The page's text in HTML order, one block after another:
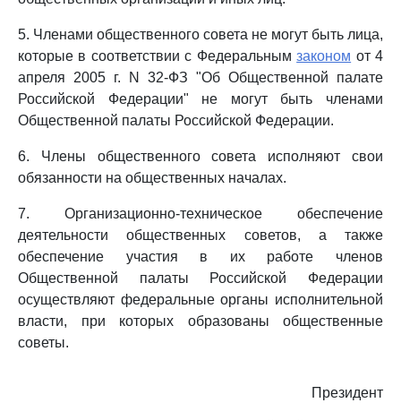
5. Членами общественного совета не могут быть лица,
которые в соответствии с Федеральнымзаконом от 4
апреля 2005 г. N 32-ФЗ "Об Общественной палате
Российской Федерации" не могут быть членами
Общественной палаты Российской Федерации.
6. Члены общественного совета исполняют свои
обязанности на общественных началах.
7. Организационно-техническое обеспечение
деятельности общественных советов, а также
обеспечение участия в их работе членов
Общественной палаты Российской Федерации
осуществляют федеральные органы исполнительной
власти, при которых образованы общественные
советы.
Президент